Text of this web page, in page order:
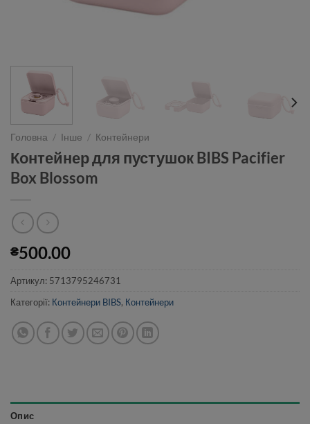
Головна / Інше / Контейнери
Контейнер для пустушок BIBS Pacifier
Box Blossom
₴500.00
Артикул: 5713795246731
Категорії: Контейнери BIBS, Контейнери
Опис